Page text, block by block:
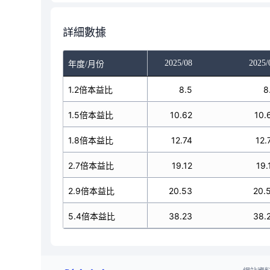
詳細數據
年度/月份
2025/07 2025/08 2025/
1.2倍本益比
1.5倍本益比
1.8倍本益比
2.7倍本益比
2.9倍本益比
5.4倍本益比
8.5 8.5
10.62 10.62
12.74 12.74
19.12 19.12
20.53 20.53
38.23 38.23